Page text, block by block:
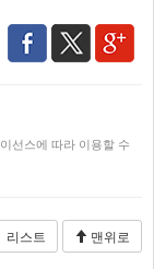
선스에 따라 이용할 수
리스트 맨위로